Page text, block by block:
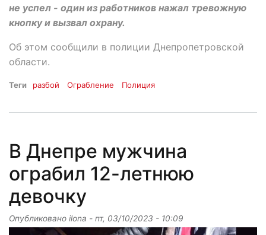
не успел - один из работников нажал тревожную
кнопку и вызвал охрану.
Об этом сообщили в полиции Днепропетровской
области.
Теги разбой Ограбление Полиция
В Днепре мужчина
ограбил 12-летнюю
девочку
Опубликовано ilona - пт, 03/10/2023 - 10:09